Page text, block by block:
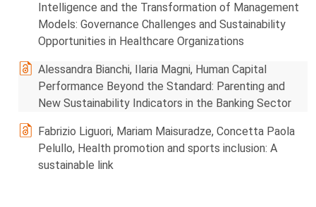
Intelligence and the Transformation of Management
Models: Governance Challenges and Sustainability
Opportunities in Healthcare Organizations
Alessandra Bianchi, Ilaria Magni, Human Capital
Performance Beyond the Standard: Parenting and
New Sustainability Indicators in the Banking Sector
Fabrizio Liguori, Mariam Maisuradze, Concetta Paola
Pelullo, Health promotion and sports inclusion: A
sustainable link